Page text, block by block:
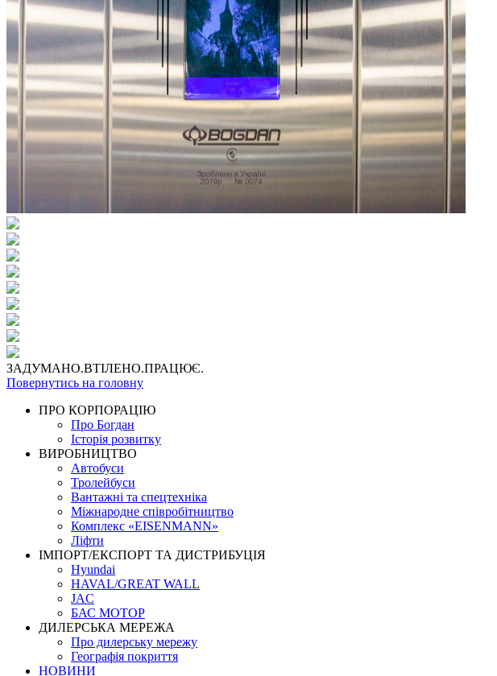
ЗАДУМАНО.ВТІЛЕНО.ПРАЦЮЄ.
Повернутись на головну
ПРО КОРПОРАЦІЮ
Про Богдан
Історія розвитку
ВИРОБНИЦТВО
Автобуси
Тролейбуси
Вантажні та спецтехніка
Міжнародне співробітництво
Комплекс «EISENMANN»
Ліфти
ІМПОРТ/ЕКСПОРТ ТА ДИСТРИБУЦІЯ
Hyundai
HAVAL/GREAT WALL
JAC
БАС МОТОР
ДИЛЕРСЬКА МЕРЕЖА
Про дилерську мережу
Географія покриття
НОВИНИ